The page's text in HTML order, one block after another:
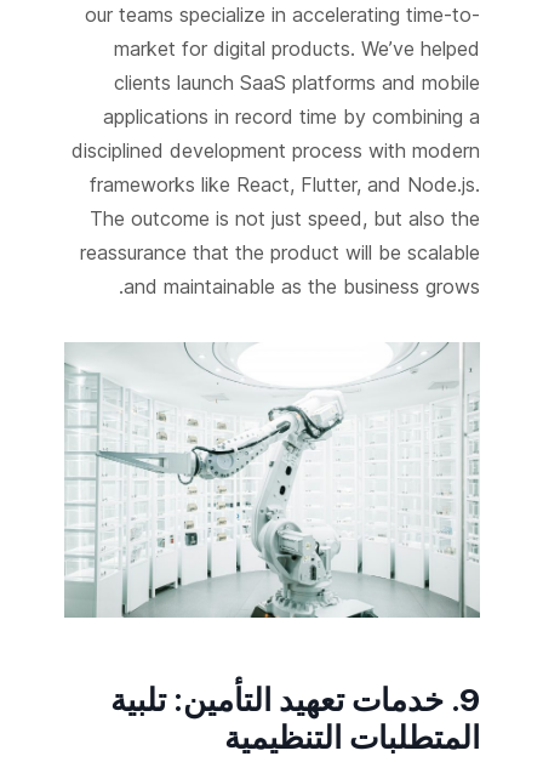
our teams specialize in accelerating time-to-
market for digital products. We’ve helped
clients launch SaaS platforms and mobile
applications in record time by combining a
disciplined development process with modern
frameworks like React, Flutter, and Node.js.
The outcome is not just speed, but also the
reassurance that the product will be scalable
and maintainable as the business grows.
9. خدمات تعهيد التأمين: تلبية
المتطلبات التنظيمية